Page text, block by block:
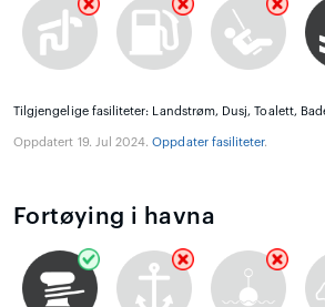
Tilgjengelige fasiliteter: Landstrøm, Dusj, Toalett,
Oppdatert 19. Jul 2024.Oppdater fasiliteter.
Fortøying i havna